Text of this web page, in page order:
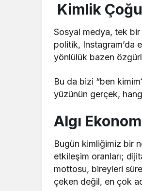
Kimlik
Sosyal medya, tek bir
politik, Instagram’da
yönlülük bazen
Bu da bizi “ben
yüzünün gerçek,
Algı
Bugün kimliğimiz bir
etkileşim oranları;
mottosu, bireyleri
çeken değil, en çok